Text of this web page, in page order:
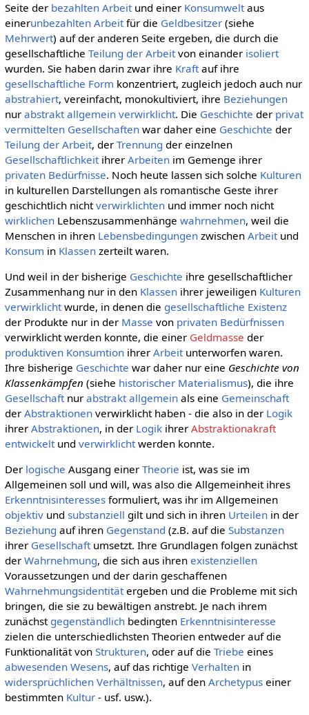
Seite der bezahlten Arbeitund einer Konsumweltaus
einerunbezahlten Arbeitfür die Geldbesitzer(siehe
Mehrwert) auf der anderen Seite ergeben, die durch die
gesellschaftliche Teilung der Arbeitvon einander isoliert
wurden. Sie haben darin zwar ihre Kraftauf ihre
gesellschaftliche Form konzentriert, zugleich jedoch auch nur
abstrahiert, vereinfacht, monokultiviert, ihre Beziehungen
nur abstrakt allgemein verwirklicht. Die Geschichte der privat
vermittelten Gesellschaftenwar daher eine Geschichte der
Teilung der Arbeit, der Trennung der einzelnen
Gesellschaftlichkeitihrer Arbeitenim Gemenge ihrer
privaten Bedürfnisse. Noch heute lassen sich solche Kulturen
in kulturellen Darstellungen als romantische Geste ihrer
geschichtlich nichtverwirklichtenund immer noch nicht
wirklichenLebenszusammenhänge wahrnehmen, weil die
Menschen in ihren Lebensbedingungenzwischen Arbeitund
Konsum in Klassenzerteilt waren.
Und weil in der bisherige Geschichte ihre gesellschaftlicher
Zusammenhang nur in den Klassenihrer jeweiligen Kulturen
verwirklichtwurde, in denen die gesellschaftliche Existenz
der Produkte nur in der Masse von privaten Bedürfnissen
verwirklicht werden konnte, die einer Geldmasse der
produktiven Konsumtionihrer Arbeitunterworfen waren.
Ihre bisherige Geschichte war daher nur eine Geschichte von
Klassenkämpfen (siehe historischer Materialismus), die ihre
Gesellschaftnur abstrakt allgemeinals eine Gemeinschaft
der Abstraktionenverwirklicht haben - die also in der Logik
ihrer Abstraktionen, in der Logikihrer Abstraktionakraft
entwickeltund verwirklichtwerden konnte.
Der logische Ausgang einer Theorie ist, was sie im
Allgemeinen soll und will, was also die Allgemeinheit ihres
Erkenntnisinteressesformuliert, was ihr im Allgemeinen
objektivund substanziell gilt und sich in ihren Urteilenin der
Beziehung auf ihren Gegenstand (z.B. auf die Substanzen
ihrer Gesellschaftumsetzt. Ihre Grundlagen folgen zunächst
der Wahrnehmung, die sich aus ihren existenziellen
Voraussetzungen und der darin geschaffenen
Wahrnehmungsidentitätergeben und die Probleme mit sich
bringen, die sie zu bewältigen anstrebt. Je nach ihrem
zunächst gegenständlichbedingten Erkenntnisinteresse
zielen die unterschiedlichsten Theorien entweder auf die
Funktionalität von Strukturen, oder auf die Triebe eines
abwesenden Wesens, auf das richtige Verhaltenin
widersprüchlichen Verhältnissen, auf den Archetypuseiner
bestimmten Kultur- usf. usw.).